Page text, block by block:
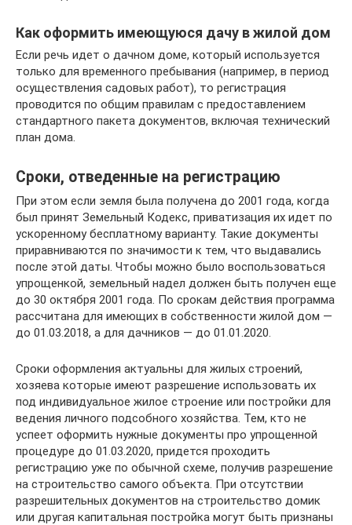
Как оформить имеющуюся дачу в жилой дом
Если речь идет о дачном доме, который используется
только для временного пребывания (например, в период
осуществления садовых работ), то регистрация
проводится по общим правилам с предоставлением
стандартного пакета документов, включая технический
план дома.
Сроки, отведенные на регистрацию
При этом если земля была получена до 2001 года, когда
был принят Земельный Кодекс, приватизация их идет по
ускоренному бесплатному варианту. Такие документы
приравниваются по значимости к тем, что выдавались
после этой даты. Чтобы можно было воспользоваться
упрощенкой, земельный надел должен быть получен еще
до 30 октября 2001 года. По срокам действия программа
рассчитана для имеющих в собственности жилой дом —
до 01.03.2018, а для дачников — до 01.01.2020.
Сроки оформления актуальны для жилых строений,
хозяева которые имеют разрешение использовать их
под индивидуальное жилое строение или постройки для
ведения личного подсобного хозяйства. Тем, кто не
успеет оформить нужные документы про упрощенной
процедуре до 01.03.2020, придется проходить
регистрацию уже по обычной схеме, получив разрешение
на строительство самого объекта. При отсутствии
разрешительных документов на строительство домик
или другая капитальная постройка могут быть признаны